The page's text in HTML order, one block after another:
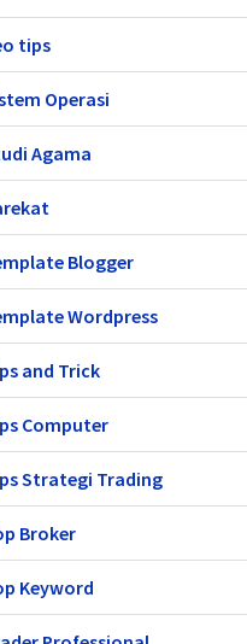
tips
Operasi
Agama
Blogger
Wordpress
and Trick
Computer
Strategi Trading
Broker
Keyword